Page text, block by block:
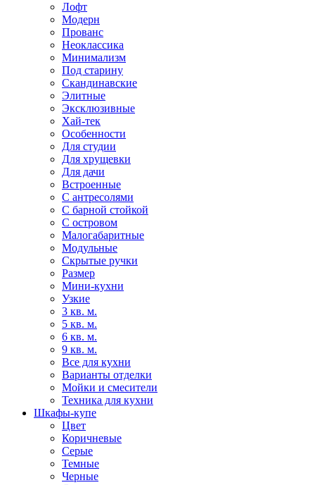
Лофт
Модерн
Прованс
Неоклассика
Минимализм
Под старину
Скандинавские
Элитные
Эксклюзивные
Хай-тек
Особенности
Для студии
Для хрущевки
Для дачи
Встроенные
С антресолями
С барной стойкой
С островом
Малогабаритные
Модульные
Скрытые ручки
Размер
Мини-кухни
Узкие
3 кв. м.
5 кв. м.
6 кв. м.
9 кв. м.
Все для кухни
Варианты отделки
Мойки и смесители
Техника для кухни
Шкафы-купе
Цвет
Коричневые
Серые
Темные
Черные